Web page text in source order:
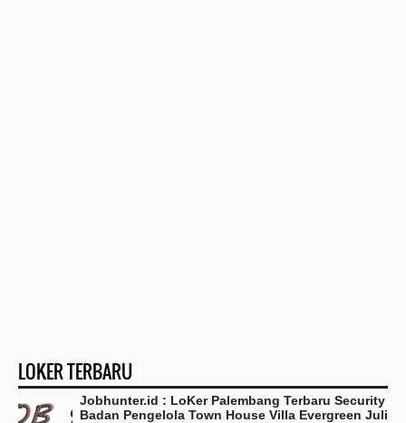
LOKER TERBARU
Jobhunter.id : LoKer Palembang Terbaru Security
Badan Pengelola Town House Villa Evergreen Juli